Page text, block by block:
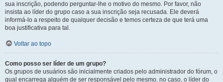
sua inscrição, podendo perguntar-lhe o motivo do mesmo. Por favor, não
insista ao líder do grupo caso a sua inscrição seja recusada. Ele deverá
informá-lo a respeito de qualquer decisão e temos certeza de que terá uma
boa justificativa para tal.
Voltar ao topo
Como posso ser líder de um grupo?
Os grupos de usuários são inicialmente criados pelo administrador do fórum, o
qual encarrega alguém de ser responsável pelo mesmo, no caso, o líder do